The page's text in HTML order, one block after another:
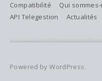
Compatibilité
Qui
API Telegestion
Actualités
Powered by WordPress.